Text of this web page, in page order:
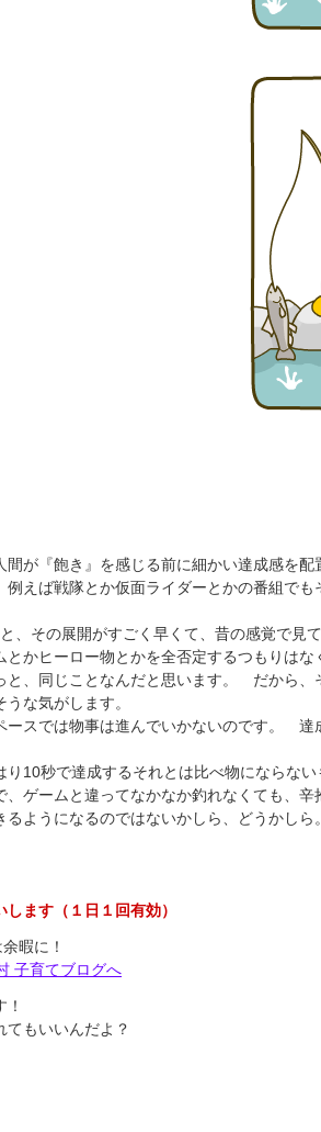
が『飽き』を感じる前に細かい達成感を
例えば戦隊とか仮面ライダーとかの番組で
、その展開がすごく早くて、昔の感覚で見
かヒーロー物とかを全否定するつもりは
と、同じことなんだと思います。 だから
な気がします。
ースでは物事は進んでいかないのです。
り10秒で達成するそれとは比べ物にならな
、ゲームと違ってなかなか釣れなくても、
ようになるのではないかしら、どうかしら。
ます（１日１回有効）
暇に！
てもいいんだよ？